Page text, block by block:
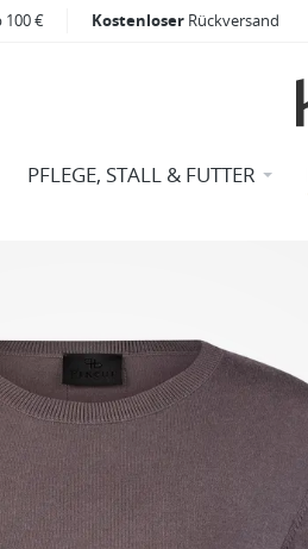
100 € Kostenloser Rückversand
PFLEGE, STALL & FUTTER